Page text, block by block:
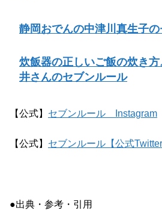
静岡おでんの中津川真生子
炊飯器の正しいご飯の炊き
井さんのセブンルール
【公式】 セブンルール Instagram
【公式】 セブンルール【公式Twitter
●出典・参考・引用